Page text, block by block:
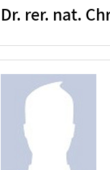
Dr. rer. nat.